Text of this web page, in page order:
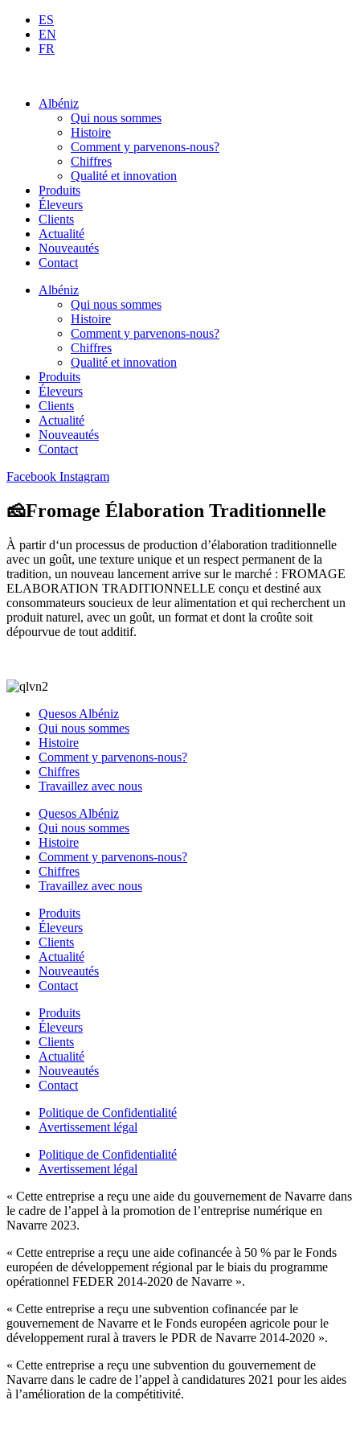
Aller
contenu
ES
EN
FR
Albéniz
Qui nous sommes
Histoire
Comment y parvenons-nous?
Chiffres
Qualité et innovation
Produits
Éleveurs
Clients
Actualité
Nouveautés
Contact
Albéniz
Qui nous sommes
Histoire
Comment y parvenons-nous?
Chiffres
Qualité et innovation
Produits
Éleveurs
Clients
Actualité
Nouveautés
Contact
Facebook Instagram
🧀Fromage Élaboration Traditionnelle
À partir d‘un processus de production d’élaboration traditionnelle
avec un goût, une texture unique et un respect permanent de la
tradition, un nouveau lancement arrive sur le marché : FROMAGE
ELABORATION TRADITIONNELLE conçu et destiné aux
consommateurs soucieux de leur alimentation et qui recherchent un
produit naturel, avec un goût, un format et dont la croûte soit
dépourvue de tout additif.
Quesos Albéniz
Qui nous sommes
Histoire
Comment y parvenons-nous?
Chiffres
Travaillez avec nous
Quesos Albéniz
Qui nous sommes
Histoire
Comment y parvenons-nous?
Chiffres
Travaillez avec nous
Produits
Éleveurs
Clients
Actualité
Nouveautés
Contact
Produits
Éleveurs
Clients
Actualité
Nouveautés
Contact
Politique de Confidentialité
Avertissement légal
Politique de Confidentialité
Avertissement légal
« Cette entreprise a reçu une aide du gouvernement de Navarre dans
le cadre de l’appel à la promotion de l’entreprise numérique en
Navarre 2023.
« Cette entreprise a reçu une aide cofinancée à 50 % par le Fonds
européen de développement régional par le biais du programme
opérationnel FEDER 2014-2020 de Navarre ».
« Cette entreprise a reçu une subvention cofinancée par le
gouvernement de Navarre et le Fonds européen agricole pour le
développement rural à travers le PDR de Navarre 2014-2020 ».
« Cette entreprise a reçu une subvention du gouvernement de
Navarre dans le cadre de l’appel à candidatures 2021 pour les aides
à l’amélioration de la compétitivité.